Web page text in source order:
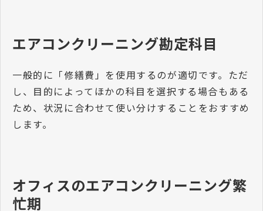
エアコンクリーニング勘定科目
一般的に「修繕費」を使用するのが適切です。ただ
し、目的によってほかの科目を選択する場合もある
ため、状況に合わせて使い分けすることをおすすめ
します。
オフィスのエアコンクリーニング繁
忙期